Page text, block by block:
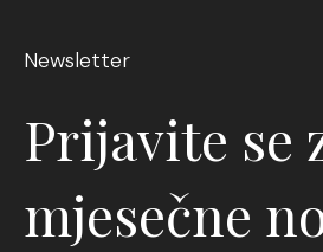
Newsletter
Prijavite se
mjesečne